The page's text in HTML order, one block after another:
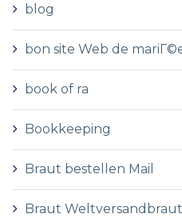
blog
bon site Web de
book of ra
Bookkeeping
Braut bestellen Mail
Braut